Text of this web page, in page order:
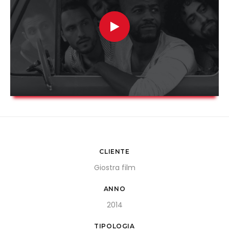
CLIENTE
Giostra film
ANNO
2014
TIPOLOGIA